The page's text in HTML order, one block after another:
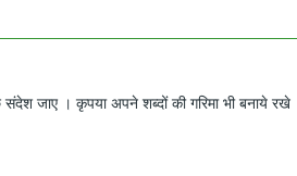
जाए । कृपया अपने शब्दों की गरिमा भी बनाये रखे